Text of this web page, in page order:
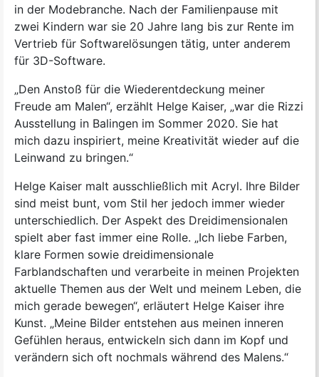
in der Modebranche. Nach der Familienpause mit
zwei Kindern war sie 20 Jahre lang bis zur Rente im
Vertrieb für Softwarelösungen tätig, unter anderem
für 3D-Software.
„Den Anstoß für die Wiederentdeckung meiner
Freude am Malen“, erzählt Helge Kaiser, „war die Rizzi
Ausstellung in Balingen im Sommer 2020. Sie hat
mich dazu inspiriert, meine Kreativität wieder auf die
Leinwand zu bringen.“
Helge Kaiser malt ausschließlich mit Acryl. Ihre Bilder
sind meist bunt, vom Stil her jedoch immer wieder
unterschiedlich. Der Aspekt des Dreidimensionalen
spielt aber fast immer eine Rolle. „Ich liebe Farben,
klare Formen sowie dreidimensionale
Farblandschaften und verarbeite in meinen Projekten
aktuelle Themen aus der Welt und meinem Leben, die
mich gerade bewegen“, erläutert Helge Kaiser ihre
Kunst. „Meine Bilder entstehen aus meinen inneren
Gefühlen heraus, entwickeln sich dann im Kopf und
verändern sich oft nochmals während des Malens.“